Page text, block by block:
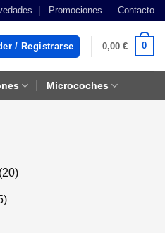
Promociones Contacto
/ Registrarse 0,00 € 0
Microcoches
(20)